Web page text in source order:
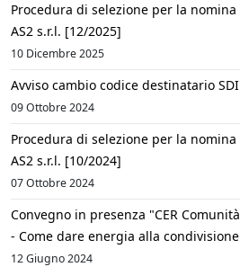
Procedura di selezione per la
AS2 s.r.l. [12/2025]
10 Dicembre 2025
Avviso cambio codice destinatario SDI
09 Ottobre 2024
Procedura di selezione per la
AS2 s.r.l. [10/2024]
07 Ottobre 2024
Convegno in presenza "CER
- Come dare energia alla condivisione
12 Giugno 2024